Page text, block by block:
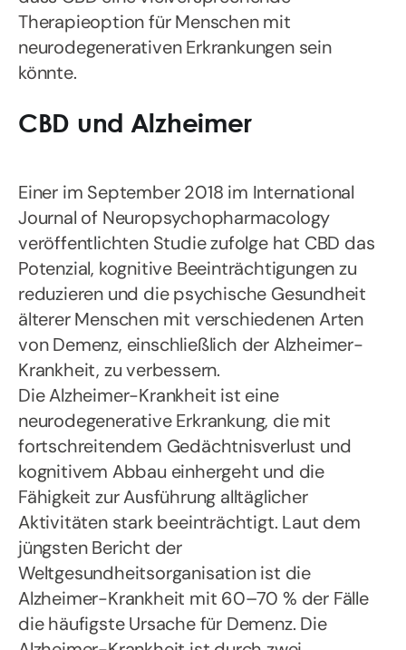
Therapieoption für Menschen mit
neurodegenerativen Erkrankungen sein
könnte.
CBD und Alzheimer
Einer im September 2018 im International
Journal of Neuropsychopharmacology
veröffentlichten Studie zufolge hat CBD das
Potenzial, kognitive Beeinträchtigungen zu
reduzieren und die psychische Gesundheit
älterer Menschen mit verschiedenen Arten
von Demenz, einschließlich der Alzheimer-
Krankheit, zu verbessern.
Die Alzheimer-Krankheit ist eine
neurodegenerative Erkrankung, die mit
fortschreitendem Gedächtnisverlust und
kognitivem Abbau einhergeht und die
Fähigkeit zur Ausführung alltäglicher
Aktivitäten stark beeinträchtigt. Laut dem
jüngsten Bericht der
Weltgesundheitsorganisation ist die
Alzheimer-Krankheit mit 60–70 % der Fälle
die häufigste Ursache für Demenz. Die